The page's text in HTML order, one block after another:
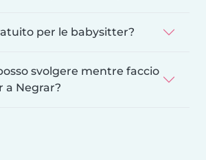
per le babysitter?
svolgere mentre faccio
a Negrar?